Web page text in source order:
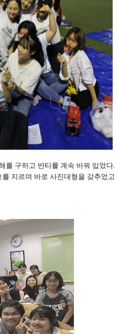
를 구하고 반티를 계속 바꿔 입었다.
지르며 바로 사진대형을 갖추었고